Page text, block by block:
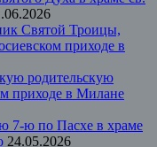
Святой Троицы,
приходе в
родительскую
приходе в Милане
7-ю по Пасхе в храме
24.05.2026